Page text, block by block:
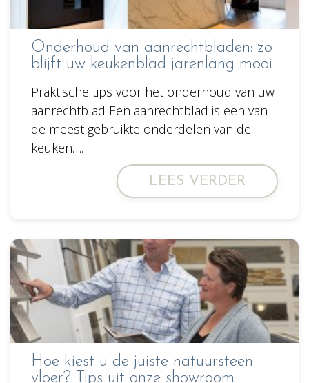
Onderhoud van aanrechtbladen: zo
blijft uw keukenblad jarenlang mooi
Praktische tips voor het onderhoud van uw
aanrechtblad Een aanrechtblad is een van
de meest gebruikte onderdelen van de
keuken….
LEES VERDER
Hoe kiest u de juiste natuursteen
vloer? Tips uit onze showroom